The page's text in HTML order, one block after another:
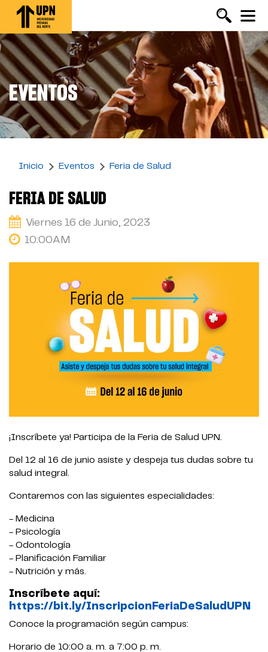
Pasar
contenido
principal
EVENTOS
Inicio Eventos Feria de Salud
FERIA DE SALUD
Viernes 16 de Junio, 2023
10:00AM
¡Inscríbete ya! Participa de la Feria de Salud UPN.
Del 12 al 16 de junio asiste y despeja tus dudas sobre tu
salud integral.
Contaremos con las siguientes especialidades:
- Medicina
- Psicología
- Odontología
- Planificación Familiar
- Nutrición y más.
Inscríbete aquí:
https://bit.ly/InscripcionFeriaDeSaludUPN
Conoce la programación según campus:
Horario de 10:00 a. m. a 7:00 p. m.